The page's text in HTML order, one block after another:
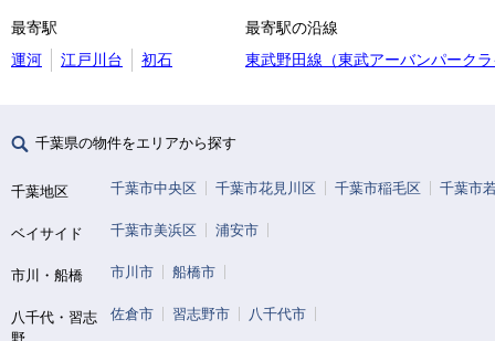
最寄駅
運河
江戸川台 初石
最寄駅の沿線
東武野田線（東武アーバンパーク
千葉県の物件をエリアから探す
千葉地区 千葉市中央区 千葉市花見川区 千葉市稲毛区 千葉市
ベイサイド 千葉市美浜区 浦安市
市川・船橋 市川市 船橋市
八千代・習志
佐倉市 習志野市 八千代市